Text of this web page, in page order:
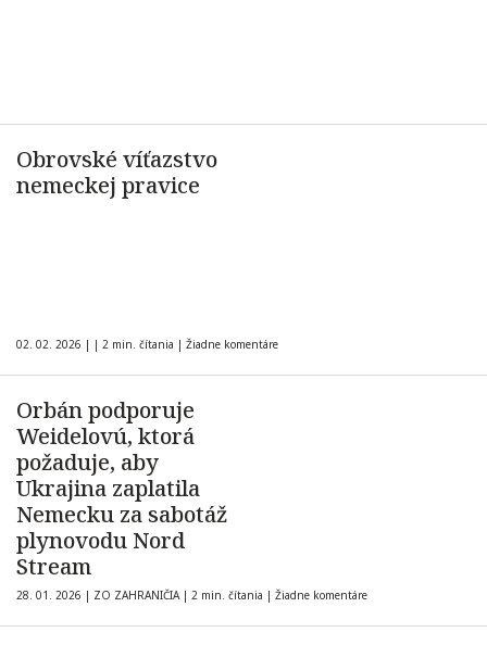
Obrovské víťazstvo
nemeckej pravice
02. 02. 2026 | | 2 min. čítania | Žiadne komentáre
Orbán podporuje
Weidelovú, ktorá
požaduje, aby
Ukrajina zaplatila
Nemecku za sabotáž
plynovodu Nord
Stream
28. 01. 2026 | ZO ZAHRANIČIA | 2 min. čítania | Žiadne komentáre